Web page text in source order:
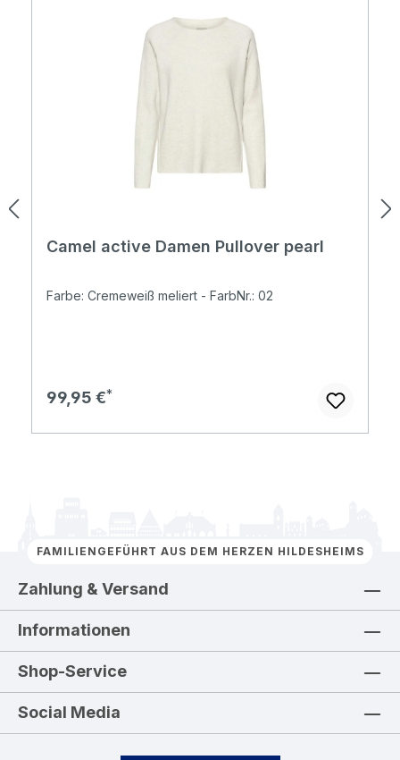
Camel active Damen Pullover pearl
Farbe: Cremeweiß meliert - FarbNr.: 02
Regulärer Preis:
99,95 €
FAMILIENGEFÜHRT AUS DEM HERZEN HILDESHEIMS
Zahlung & Versand
Informationen
Shop-Service
Social Media